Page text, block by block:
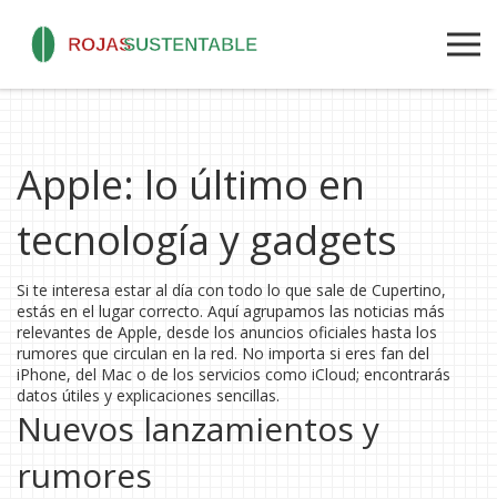
Apple: lo último en
tecnología y gadgets
Si te interesa estar al día con todo lo que sale de Cupertino,
estás en el lugar correcto. Aquí agrupamos las noticias más
relevantes de Apple, desde los anuncios oficiales hasta los
rumores que circulan en la red. No importa si eres fan del
iPhone, del Mac o de los servicios como iCloud; encontrarás
datos útiles y explicaciones sencillas.
Nuevos lanzamientos y
rumores